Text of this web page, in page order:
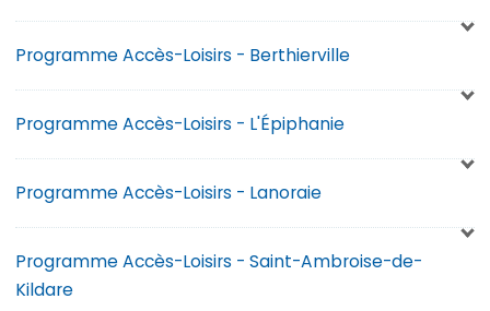
Programme Accès-Loisirs - Berthierville
Programme Accès-Loisirs - L'Épiphanie
Programme Accès-Loisirs - Lanoraie
Programme Accès-Loisirs - Saint-Ambroise-de-
Kildare